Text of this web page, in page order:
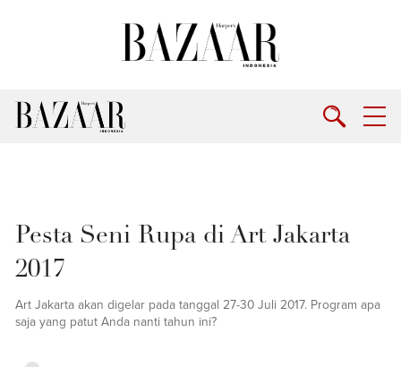
Pesta Seni Rupa di Art Jakarta
2017
Art Jakarta akan digelar pada tanggal 27-30 Juli 2017. Program apa
saja yang patut Anda nanti tahun ini?